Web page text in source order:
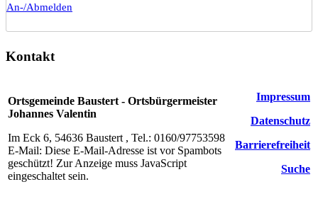
An-/Abmelden
Kontakt
Ortsgemeinde Baustert - Ortsbürgermeister
Johannes Valentin
Im Eck 6, 54636 Baustert , Tel.: 0160/97753598
E-Mail: Diese E-Mail-Adresse ist vor Spambots
geschützt! Zur Anzeige muss JavaScript
eingeschaltet sein.
Impressum
Datenschutz
Barrierefreiheit
Suche